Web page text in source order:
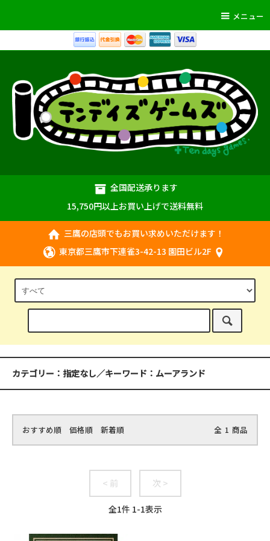
メニュー
全国配送承ります
15,750円以上お買い上げで送料無料
三鷹の店頭でもお買い求めいただけます！
東京都三鷹市下連雀3-42-13 園田ビル2F
カテゴリー：指定なし／キーワード：ムーアランド
おすすめ順 価格順 新着順 全 1 商品
< 前 次 >
全1件 1-1表示